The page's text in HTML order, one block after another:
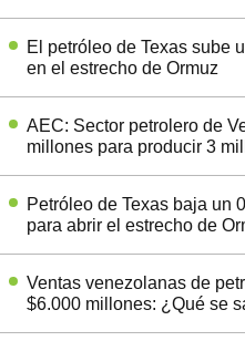
El petróleo de Texas sube
en el estrecho de Ormuz
AEC: Sector petrolero de
millones para producir 3
Petróleo de Texas baja un
para abrir el estrecho de
Ventas venezolanas de
$6.000 millones: ¿Qué se